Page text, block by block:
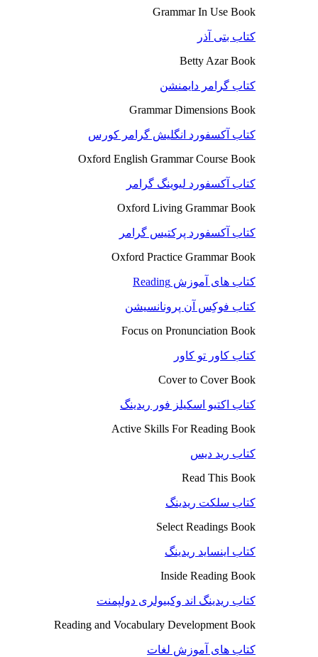
Grammar In Use Book
کتاب بتی آذر
Betty Azar Book
کتاب گرامر دایمنشن
Grammar Dimensions Book
کتاب آکسفورد انگلیش گرامر کورس
Oxford English Grammar Course Book
کتاب آکسفورد لیوینگ گرامر
Oxford Living Grammar Book
کتاب آکسفورد پرکتیس گرامر
Oxford Practice Grammar Book
کتاب های آموزش Reading
کتاب فوکِس آن پرونانسیشن
Focus on Pronunciation Book
کتاب کاور تو کاور
Cover to Cover Book
کتاب اکتیو اسکیلز فور ریدینگ
Active Skills For Reading Book
کتاب رید دیس
Read This Book
کتاب سلکت ریدینگ
Select Readings Book
کتاب اینساید ریدینگ
Inside Reading Book
کتاب ریدینگ اند وکبیولری دولپمنت
Reading and Vocabulary Development Book
کتاب های آموزش لغات